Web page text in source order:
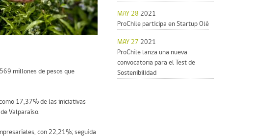
millones de pesos que
17,37% de las iniciativas
Valparaíso.
con 22,21%; seguida
MAY 28 2021
ProChile participa en Startup Olé
MAY 27 2021
ProChile lanza una nueva
convocatoria para el Test de
Sostenibilidad